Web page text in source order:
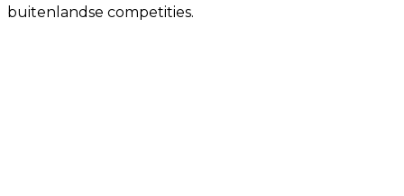
buitenlandse competities.